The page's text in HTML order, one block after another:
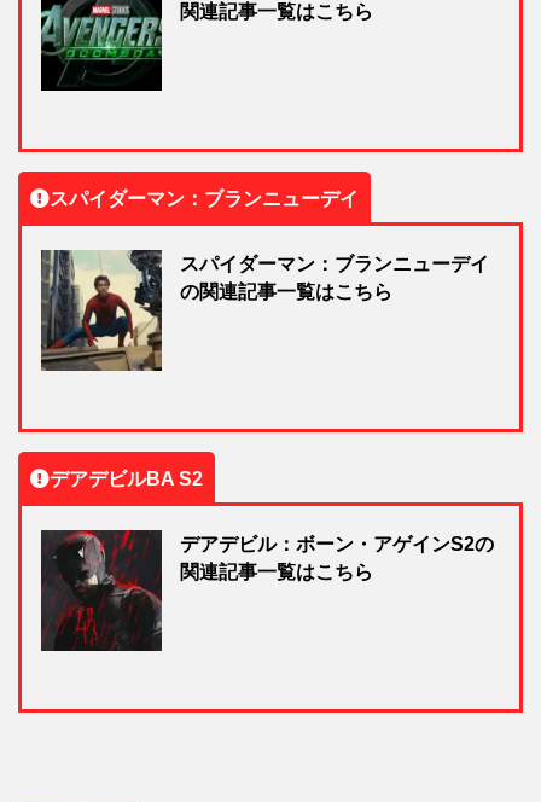
関連記事一覧はこちら
スパイダーマン：ブランニューデイ
スパイダーマン：ブランニューデイ
の関連記事一覧はこちら
デアデビルBA S2
デアデビル：ボーン・アゲインS2の
関連記事一覧はこちら